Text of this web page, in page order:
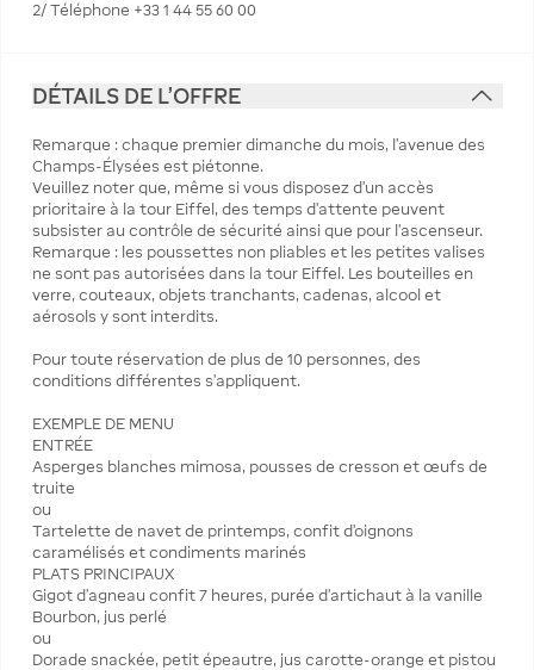
2/ Téléphone +33 1 44 55 60 00
DÉTAILS DE L'OFFRE
Remarque : chaque premier dimanche du mois, l’avenue des
Champs-Élysées est piétonne.
Veuillez noter que, même si vous disposez d’un accès
prioritaire à la tour Eiffel, des temps d’attente peuvent
subsister au contrôle de sécurité ainsi que pour l’ascenseur.
Remarque : les poussettes non pliables et les petites valises
ne sont pas autorisées dans la tour Eiffel. Les bouteilles en
verre, couteaux, objets tranchants, cadenas, alcool et
aérosols y sont interdits.
Pour toute réservation de plus de 10 personnes, des
conditions différentes s’appliquent.
EXEMPLE DE MENU
ENTRÉE
Asperges blanches mimosa, pousses de cresson et œufs de
truite
ou
Tartelette de navet de printemps, confit d’oignons
caramélisés et condiments marinés
PLATS PRINCIPAUX
Gigot d’agneau confit 7 heures, purée d’artichaut à la vanille
Bourbon, jus perlé
ou
Dorade snackée, petit épeautre, jus carotte-orange et pistou